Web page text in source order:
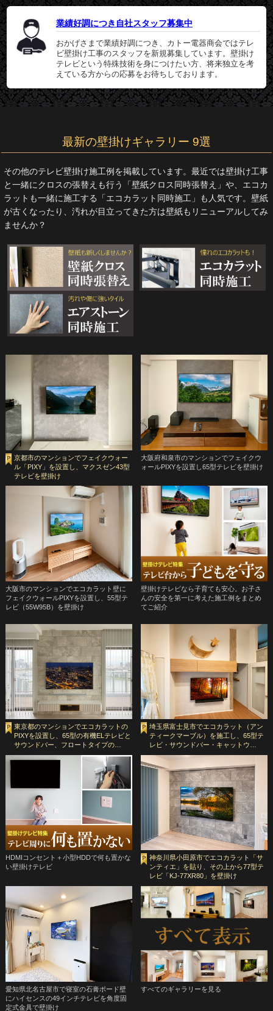
業績好調につき自社スタッフ募集中
おかげさまで業績好調につき、カトー電器商会ではテレ
ビ壁掛け工事のスタッフを新規募集しています。壁掛け
テレビという特殊技術を身につけたい方、将来独立を考
えている方からの応募をお待ちしております。
最新の壁掛けギャラリー 9選
その他のテレビ壁掛け施工例を掲載しています。最近では壁掛け工事
と一緒にクロスの張替えも行う「壁紙クロス同時張替え」や、エコカ
ラットも一緒に施工する「エコカラット同時施工」も人気です。壁紙
が古くなったり、汚れが目立ってきた方は壁紙もリニューアルしてみ
ませんか？
京都市のマンションでフェイクウォー
ル「PIXY」を設置し、マクスゼン43型
テレビを壁掛け
大阪府和泉市のマンションでフェイクウ
ォールPIXYを設置し65型テレビを壁掛け
大阪市のマンションでエコカラット壁に
フェイクウォールPIXYを設置し、55型テ
レビ（55W95B）を壁掛け
壁掛けテレビなら子育ても安心。お子さ
んの安全を第一に考えた施工例をまとめ
てご紹介
東京都のマンションでエコカラットの
PIXYを設置し、65型の有機ELテレビと
サウンドバー、フロートタイプの…
埼玉県富士見市でエコカラット（アン
ティークマーブル）を施工し、65型テ
レビ・サウンドバー・キャットウ…
HDMIコンセント＋小型HDDで何も置かな
い壁掛けテレビ
神奈川県小田原市でエコカラット「サ
ンティエ」を貼り、その上から77型テ
レビ「KJ-77XR80」を壁掛け
愛知県北名古屋市で寝室の石膏ボード壁
にハイセンスの49インチテレビを角度固
定式金具で壁掛け
すべてのギャラリーを見る